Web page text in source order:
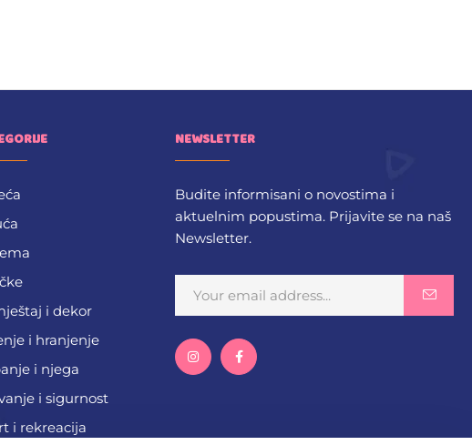
i dekor
i hranjenje
i njega
i sigurnost
i rekreacija
NEWSLETTER
Budite informisani o novostima i
aktuelnim popustima. Prijavite se na naš
Newsletter.